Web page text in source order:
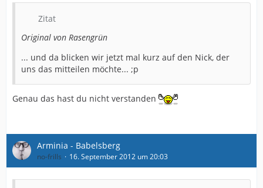
Zitat
Original von Rasengrün
... und da blicken wir jetzt mal kurz auf den Nick, der
uns das mitteilen möchte... ;p
Genau das hast du nicht verstanden
Arminia - Babelsberg
no-frills 16. September 2012 um 20:03